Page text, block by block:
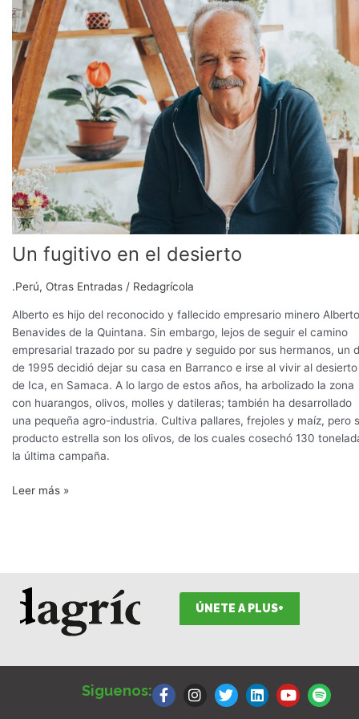
Un fugitivo en el desierto
.Perú, Otras Entradas / Redagrícola
Alberto es hijo del reconocido y fallecido empresario minero Alberto
Benavides de la Quintana. Sin embargo, lejos de seguir el camino
empresarial trazado por su padre y seguido por sus hermanos, un
de 1995 decidió dejar su casa en Barranco e irse al vivir al desierto
de Ica, en Samaca. A lo largo de estos años, ha arbolizado la zona
con huarangos, olivos, molles y datileras; también ha desarrollado
una pequeña agro-industria. Cultiva pallares, frejoles y maíz, pero
producto estrella son los olivos, de los cuales cosechó 130
la última campaña.
en
el
desierto
Leer más »
ÚNETE A PLUS+
Siguenos:
a
c
n
s
w
i
i
n
o
u
p
o